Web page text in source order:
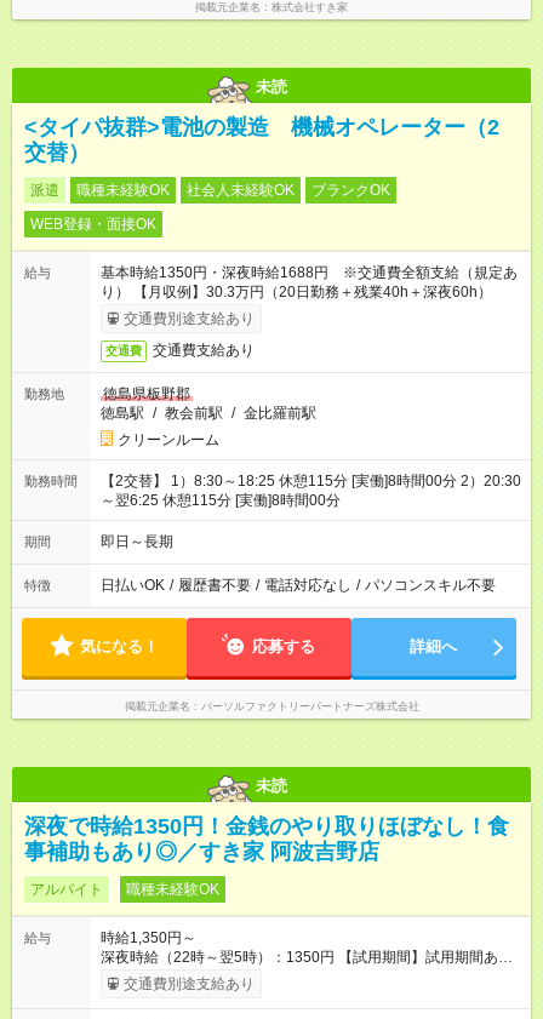
掲載元企業名 株式会社すき家
未読
<タイパ抜群>電池の製造 機械オペレーター（2
交替）
派遣 職種未経験OK 社会人未経験OK
ブランクOK
WEB登録・面接OK
給与
基本時給1350円・深夜時給1688円 ※交通費全額支給（規定あ
り） 【月収例】30.3万円（20日勤務＋残業40h＋深夜60h）
交通費別途支給あり
交通費 交通費支給あり
勤務地
徳島県板野郡
徳島駅 / 教会前駅 / 金比羅前駅
クリーンルーム
勤務時間
【2交替】 1）8:30～18:25 休憩115分 [実働]8時間00分 2）20:30
～翌6:25 休憩115分 [実働]8時間00分
期間 即日～長期
特徴 日払いOK / 履歴書不要 / 電話対応なし / パソコンスキル不要
気になる！ 応募する 詳細へ
掲載元企業名 パーソルファクトリーパートナーズ株式会社
未読
深夜で時給1350円！金銭のやり取りほぼなし！食
事補助もあり◎／すき家 阿波吉野店
アルバイト 職種未経験OK
給与
時給1,350円～
深夜時給（22時～翌5時）：1350円 【試用期間】試用期間あり
試用期間の長さ：1ヶ月 雇用形態、給与は本採用時と同じです。
試用期間の実態は30日（※条件変更なし）ですが、切り上げで
交通費別途支給あり